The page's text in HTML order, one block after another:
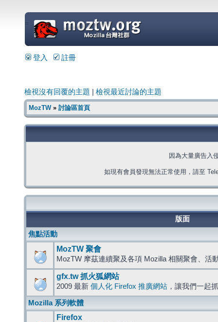
=
登入 註冊
檢視沒有回覆的主題 檢視最近討論的主題
MozTW» 討論區首頁
因為大量廣告入
如現有會員發現無法正常使用，請至
版面
焦點活動
MozTW 聚會
MozTW 摩茲連續聚及各項 Mozilla 相關聚會、活
gfx.tw 抓火狐網站
2009 最新 個人化 Firefox 推廣網站 ，讓我們一起
Mozilla 系列軟體
Firefox